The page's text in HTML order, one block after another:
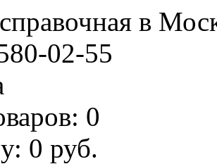
в
02-55
0
0 руб.